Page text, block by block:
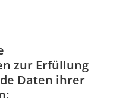
zur Erfüllung
Daten ihrer